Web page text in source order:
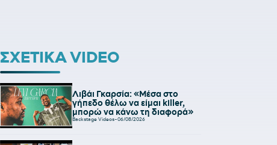
ΣΧΕΤΙΚΑ VIDEO
Λιβάι Γκαρσία: «Μέσα στο
γήπεδο θέλω να είμαι killer,
μπορώ να κάνω τη διαφορά»
Backstage Videos-06/08/2026